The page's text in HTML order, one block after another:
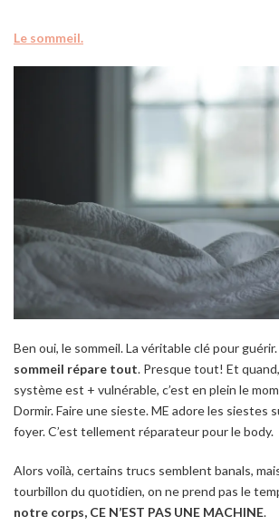
Le sommeil.
Ben oui, le sommeil. La véritable clé pour guérir.
sommeil répare tout. Presque tout! Et
système est + vulnérable, c’est en plein le
Dormir. Faire une sieste. ME adore les siestes
foyer. C’est tellement réparateur pour le body.
Alors voilà, certains trucs semblent banals,
tourbillon du quotidien, on ne prend pas le
notre corps, CE N’EST PAS UNE MACHINE.